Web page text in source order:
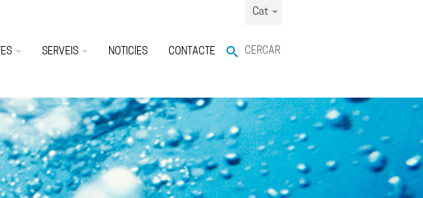
Cat
CERCAR
SERVEIS NOTICÍES CONTACTE